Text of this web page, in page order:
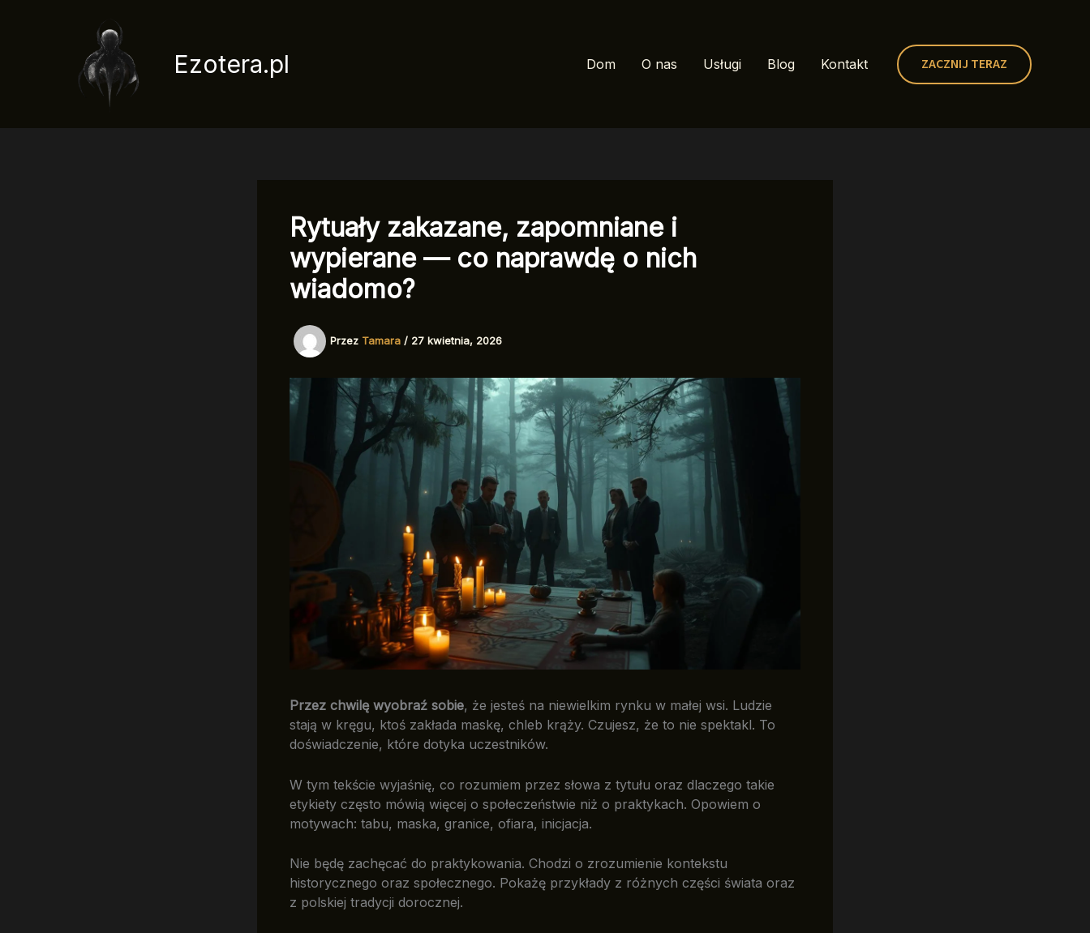
Ezotera.pl Dom O nas Usługi Blog Kontakt ZACZNIJ TERAZ
Rytuały zakazane, zapomniane i
wypierane — co naprawdę o nich
wiadomo?
Przez Tamara / 27 kwietnia, 2026
Przez chwilę wyobraź sobie, że jesteś na niewielkim rynku w małej wsi. Ludzie
stają w kręgu, ktoś zakłada maskę, chleb krąży. Czujesz, że to nie spektakl. To
doświadczenie, które dotyka uczestników.
W tym tekście wyjaśnię, co rozumiem przez słowa z tytułu oraz dlaczego takie
etykiety często mówią więcej o społeczeństwie niż o praktykach. Opowiem o
motywach: tabu, maska, granice, ofiara, inicjacja.
Nie będę zachęcać do praktykowania. Chodzi o zrozumienie kontekstu
historycznego oraz społecznego. Pokażę przykłady z różnych części świata oraz
z polskiej tradycji dorocznej.